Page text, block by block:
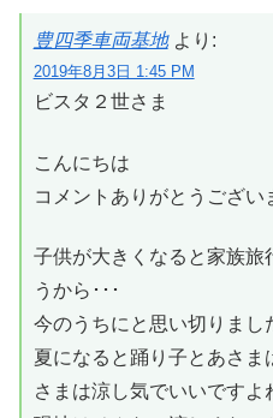
豊四季車両基地 より:
2019年8月3日 1:45 PM
ビスタ２世さま
こんにちは
コメントありがとうござい
子供が大きくなると家族旅
うから･･･
今のうちにと思い切りまし
夏になると踊り子とあさ
さまは涼し気でいいですよ